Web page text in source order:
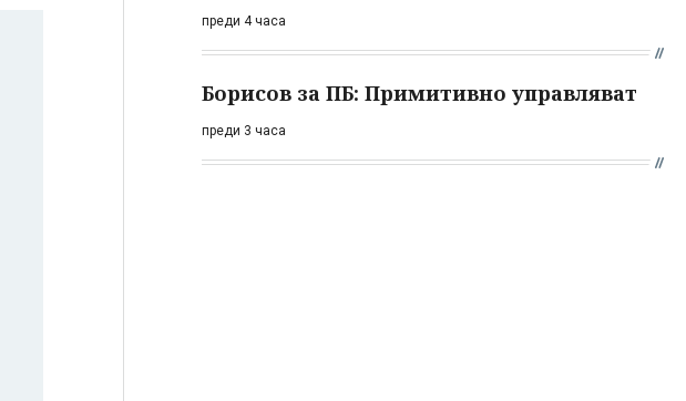
преди 4 часа
Борисов за ПБ: Примитивно управляват
преди 3 часа